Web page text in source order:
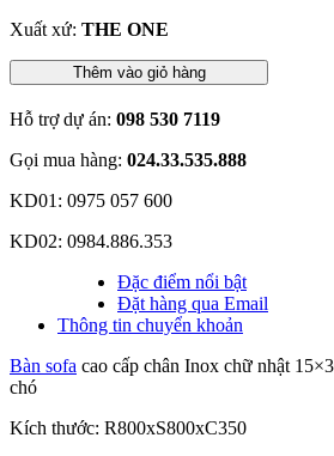
Xuất xứ: THE ONE
Thêm vào giỏ hàng
Hỗ trợ dự án: 098 530 7119
Gọi mua hàng: 024.33.535.888
KD01: 0975 057 600
KD02: 0984.886.353
Đặc điểm nổi bật
Đặt hàng qua Email
Thông tin chuyển khoản
Bàn sofa cao cấp chân Inox chữ nhật
chó
Kích thước: R800xS800xC350